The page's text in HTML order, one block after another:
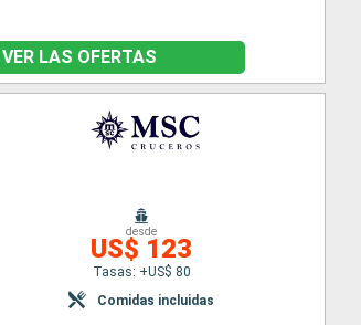
VER LAS OFERTAS
desde
US$ 123
Tasas: +US$ 80
Comidas incluidas